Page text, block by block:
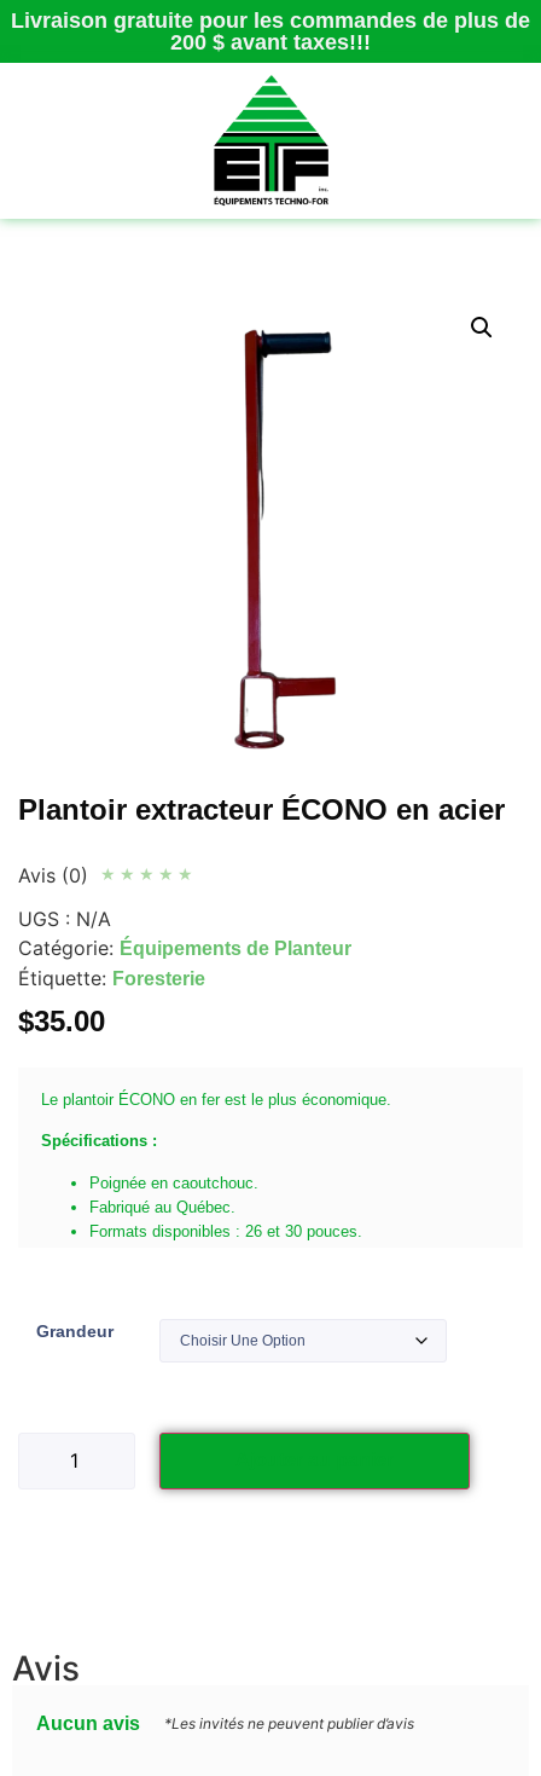
Livraison gratuite pour les commandes de plus de
200 $ avant taxes!!!
Plantoir extracteur ÉCONO en acier
Avis (0) ★ ★ ★ ★ ★
UGS : N/A
Catégorie: Équipements de Planteur
Étiquette: Foresterie
$35.00
Le plantoir ÉCONO en fer est le plus économique.
Spécifications :
Poignée en caoutchouc.
Fabriqué au Québec.
Formats disponibles : 26 et 30 pouces.
Grandeur
Avis
Aucun avis *Les invités ne peuvent publier d’avis